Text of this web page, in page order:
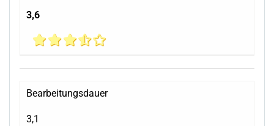
3,6
Bearbeitungsdauer
3,1